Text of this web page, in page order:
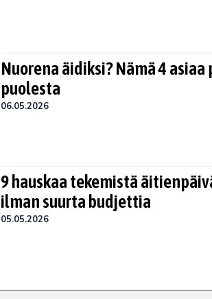
Nuorena äidiksi? Nämä 4 asiaa
puolesta
06.05.2026
9 hauskaa tekemistä
ilman suurta budjettia
05.05.2026